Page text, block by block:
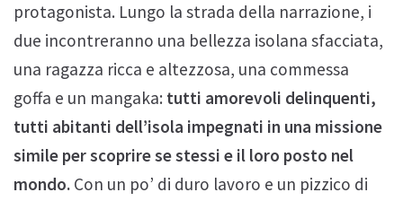
protagonista. Lungo la strada della narrazione, i
due incontreranno una bellezza isolana sfacciata,
una ragazza ricca e altezzosa, una commessa
goffa e un mangaka: tutti amorevoli delinquenti,
tutti abitanti dell’isola impegnati in una missione
simile per scoprire se stessi e il loro posto nel
mondo. Con un po’ di duro lavoro e un pizzico di